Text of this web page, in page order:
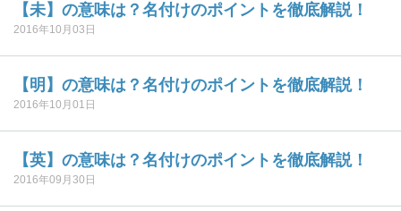
【未】の意味は？名付けのポイントを徹底解説！
2016年10月03日
【明】の意味は？名付けのポイントを徹底解説！
2016年10月01日
【英】の意味は？名付けのポイントを徹底解説！
2016年09月30日